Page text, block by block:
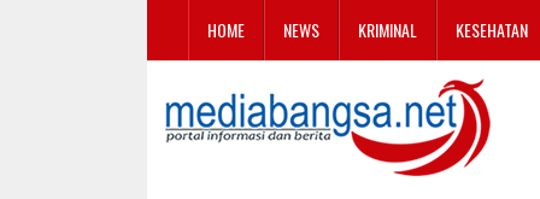
HOME NEWS KRIMINAL KESEHATAN